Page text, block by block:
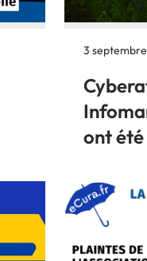
3
ont été